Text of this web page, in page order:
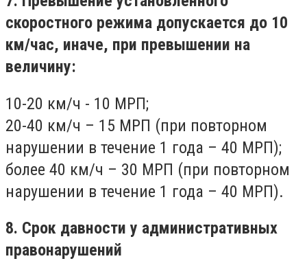
скоростного режима допускается до 10
км/час, иначе, при превышении на
величину:
10-20 км/ч - 10 МРП;
20-40 км/ч – 15 МРП (при повторном
нарушении в течение 1 года – 40 МРП);
более 40 км/ч – 30 МРП (при повторном
нарушении в течение 1 года – 40 МРП).
8. Срок давности у административных
правонарушений